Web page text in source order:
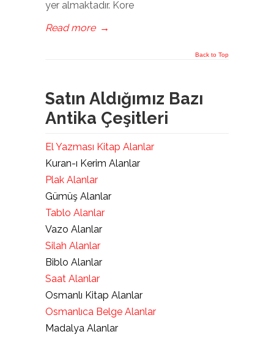
yer almaktadır. Kore
Read more →
Back to Top
Satın Aldığımız Bazı
Antika Çeşitleri
El Yazması Kitap Alanlar
Kuran-ı Kerim Alanlar
Plak Alanlar
Gümüş Alanlar
Tablo Alanlar
Vazo Alanlar
Silah Alanlar
Biblo Alanlar
Saat Alanlar
Osmanlı Kitap Alanlar
Osmanlıca Belge Alanlar
Madalya Alanlar